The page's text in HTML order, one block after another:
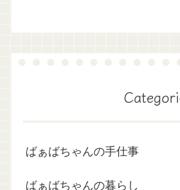
ばぁばちゃんの手仕事
ばぁばちゃんの暮らし